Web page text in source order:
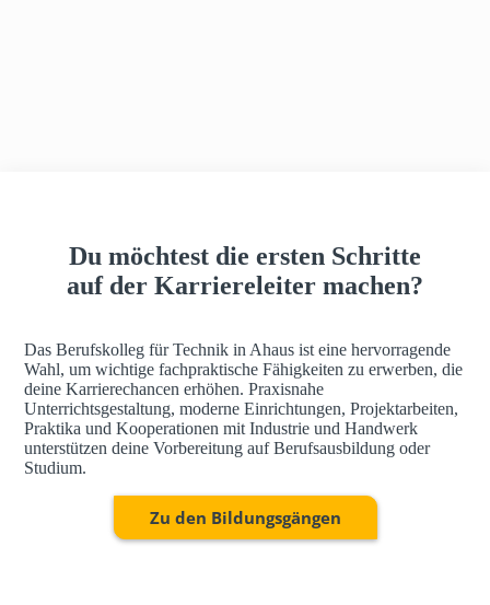
Du möchtest die ersten Schritte
auf der Karriereleiter machen?
Das Berufskolleg für Technik in Ahaus ist eine hervorragende
Wahl, um wichtige fachpraktische Fähigkeiten zu erwerben, die
deine Karrierechancen erhöhen. Praxisnahe
Unterrichtsgestaltung, moderne Einrichtungen, Projektarbeiten,
Praktika und Kooperationen mit Industrie und Handwerk
unterstützen deine Vorbereitung auf Berufsausbildung oder
Studium.
Zu den Bildungsgängen